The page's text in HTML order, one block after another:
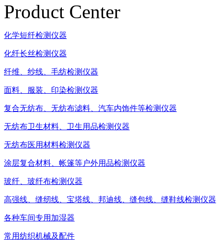
Product Center
化学短纤检测仪器
化纤长丝检测仪器
纤维、纱线、毛纺检测仪器
面料、服装、印染检测仪器
复合无纺布、无纺布滤料、汽车内饰件等检测仪器
无纺布卫生材料、卫生用品检测仪器
无纺布医用材料检测仪器
涂层复合材料、帐篷等户外用品检测仪器
玻纤、玻纤布检测仪器
高强线、缝纫线、宝塔线、邦迪线、缝包线、缝鞋线检测仪器
各种车间专用加湿器
常用纺织机械及配件